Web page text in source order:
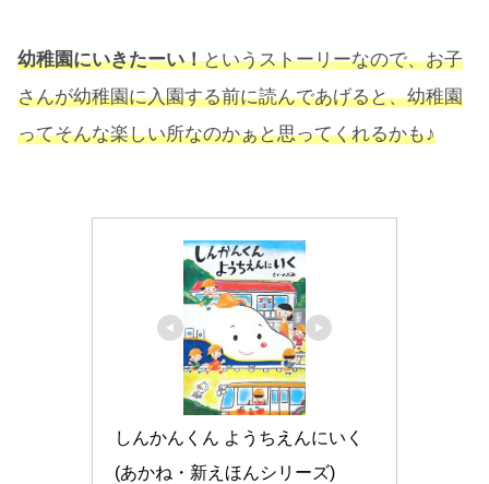
幼稚園にいきたーい！というストーリーなので、お子
さんが幼稚園に入園する前に読んであげると、幼稚園
ってそんな楽しい所なのかぁと思ってくれるかも♪
しんかんくん ようちえんにいく
(あかね・新えほんシリーズ)